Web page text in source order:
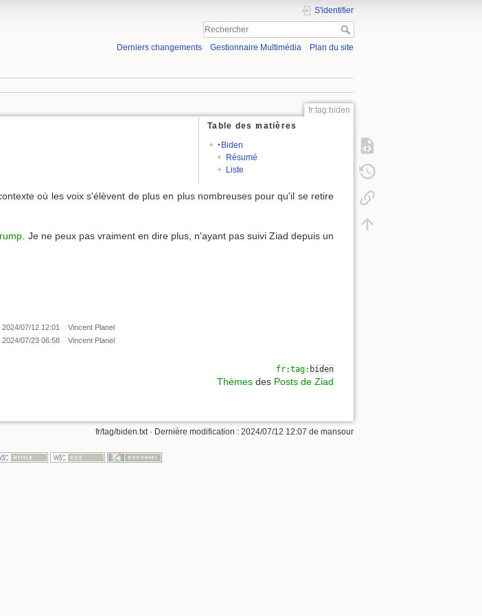
S'identifier
Derniers changements Gestionnaire Multimédia Plan du site
fr:tag:biden
Table des matières
‣Biden
Résumé
Liste
où les voix s'élèvent de plus en plus nombreuses pour qu'il se retire
. Je ne peux pas vraiment en dire plus, n'ayant pas suivi Ziad depuis un
2024/07/12 12:01 Vincent Planel
2024/07/23 06:58 Vincent Planel
fr:tag: biden
Thèmes des Posts de Ziad
fr/tag/biden.txt· Dernière modification : 2024/07/12 12:07 de mansour